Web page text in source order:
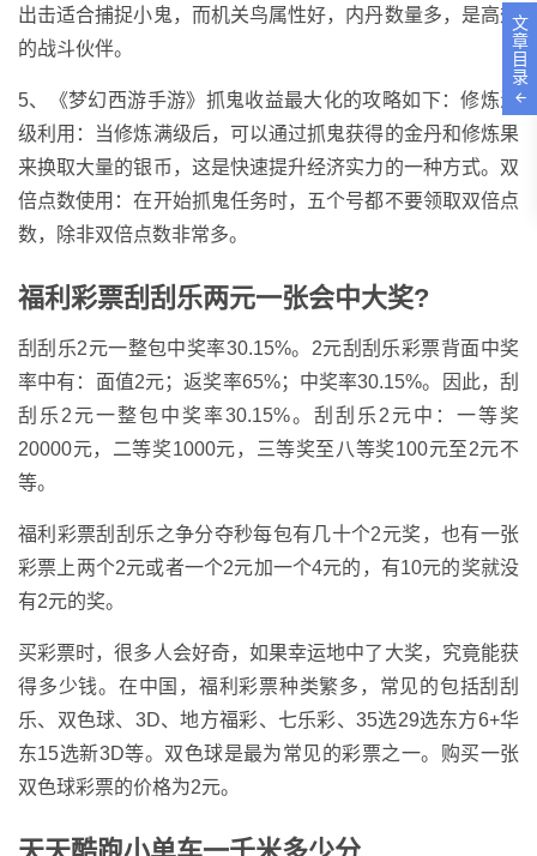
出击适合捕捉小鬼，而机关鸟属性好，内丹数量多，是高效
的战斗伙伴。
5、《梦幻西游手游》抓鬼收益最大化的攻略如下：修炼满
级利用：当修炼满级后，可以通过抓鬼获得的金丹和修炼果
来换取大量的银币，这是快速提升经济实力的一种方式。双
倍点数使用：在开始抓鬼任务时，五个号都不要领取双倍点
数，除非双倍点数非常多。
福利彩票刮刮乐两元一张会中大奖?
刮刮乐2元一整包中奖率30.15%。2元刮刮乐彩票背面中奖
率中有：面值2元；返奖率65%；中奖率30.15%。因此，刮
刮乐2元一整包中奖率30.15%。刮刮乐2元中：一等奖
20000元，二等奖1000元，三等奖至八等奖100元至2元不
等。
福利彩票刮刮乐之争分夺秒每包有几十个2元奖，也有一张
彩票上两个2元或者一个2元加一个4元的，有10元的奖就没
有2元的奖。
买彩票时，很多人会好奇，如果幸运地中了大奖，究竟能获
得多少钱。在中国，福利彩票种类繁多，常见的包括刮刮
乐、双色球、3D、地方福彩、七乐彩、35选29选东方6+华
东15选新3D等。双色球是最为常见的彩票之一。购买一张
双色球彩票的价格为2元。
文
章
目
录